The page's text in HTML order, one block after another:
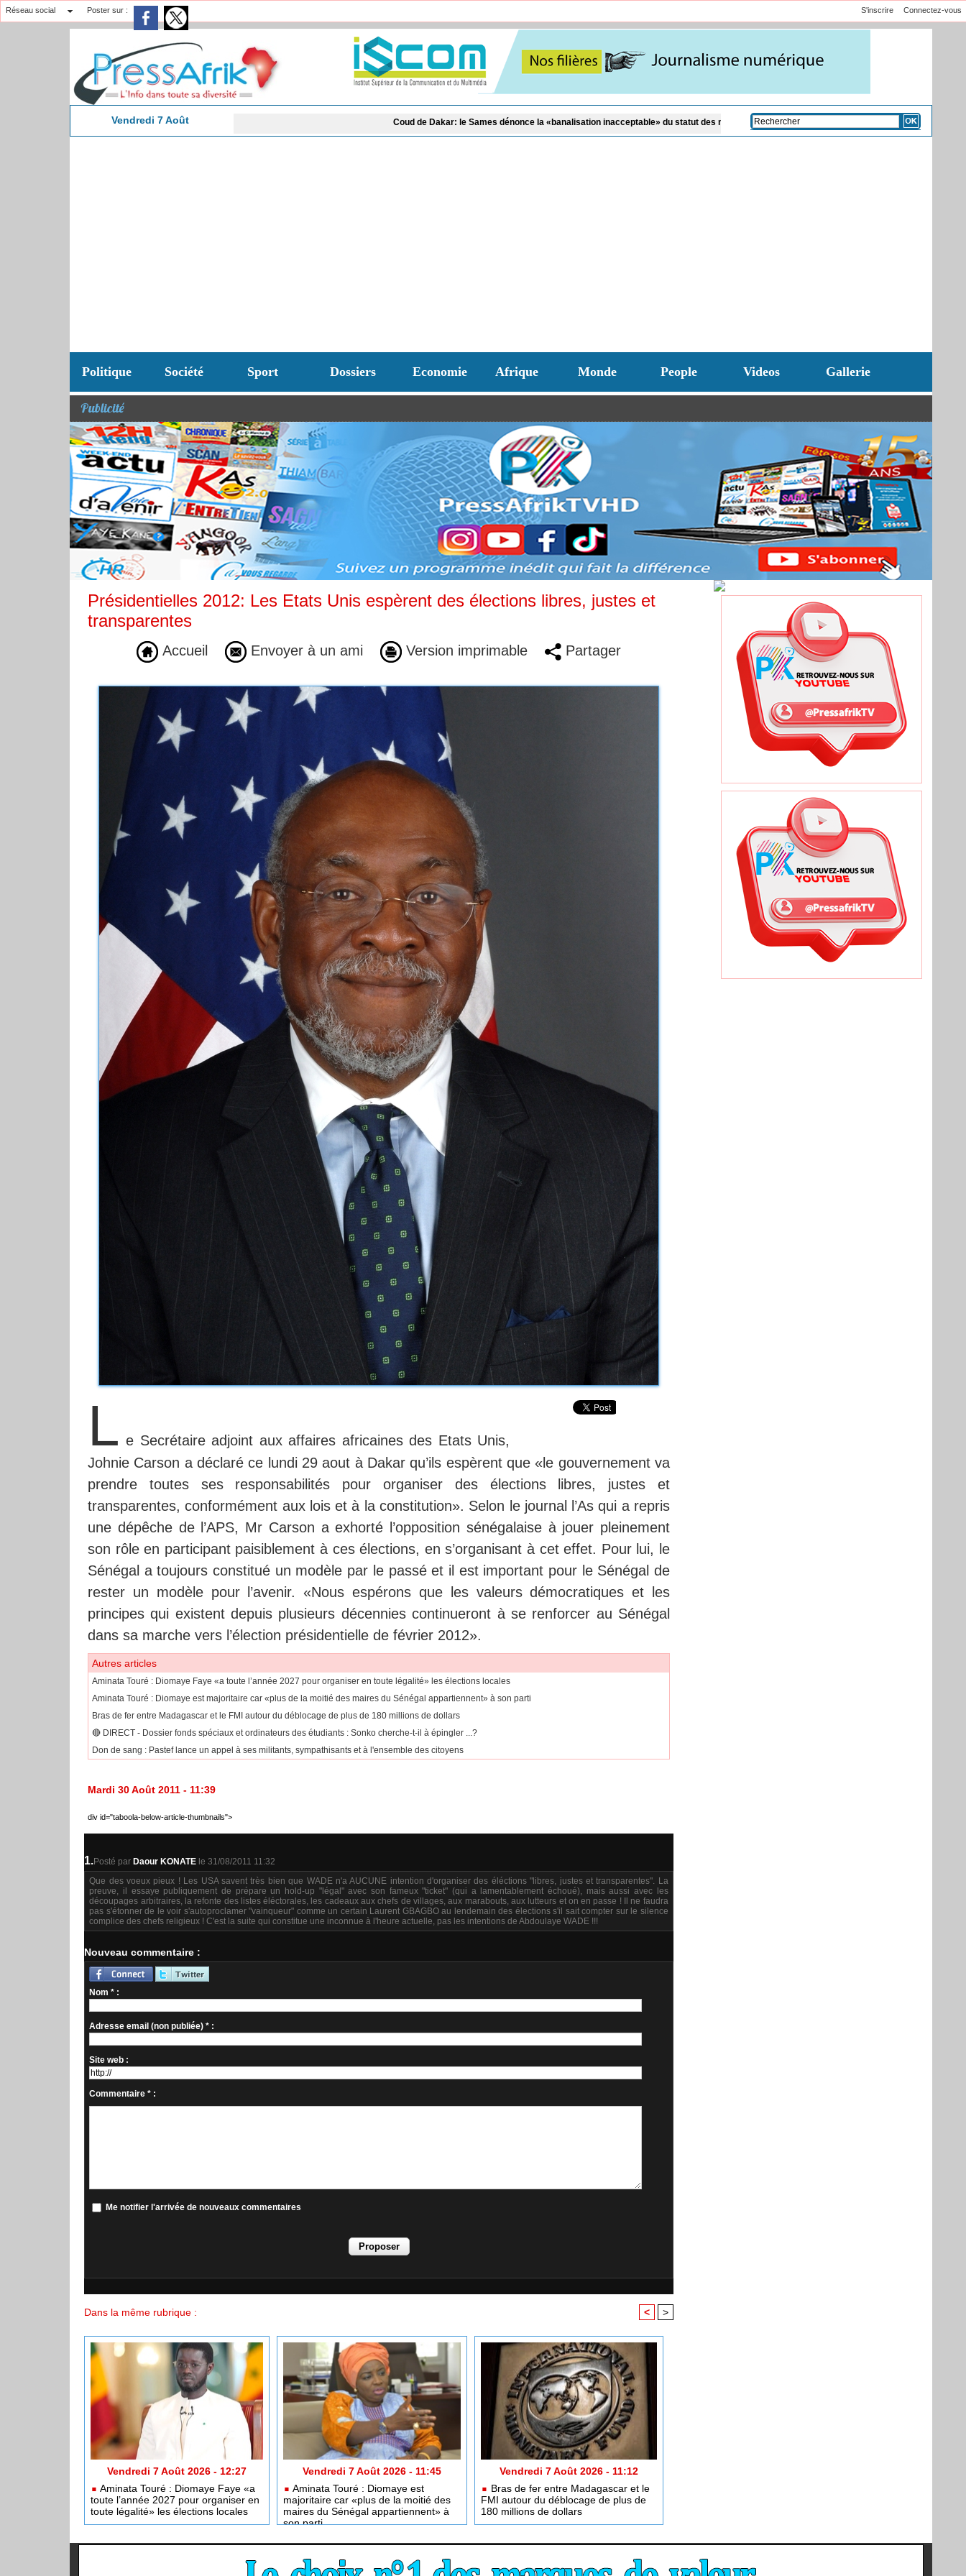
Réseau social Poster sur : Connectez-vous
S'inscrire
Vendredi 7 Août Coud de Dakar: le Sames dénonce la «banalisation inacceptable» du statut des médecins Défaut de redressement, infractions, manquements et faillite : les
Politique Société Sport Dossiers Economie Afrique Monde People Videos Gallerie
Publicité
Présidentielles 2012: Les Etats Unis espèrent des élections libres, justes et
transparentes
Accueil Envoyer à un ami Version imprimable Partager
L e Secrétaire adjoint aux affaires africaines des Etats Unis,
Johnie Carson a déclaré ce lundi 29 aout à Dakar qu’ils espèrent que «le gouvernement va
prendre toutes ses responsabilités pour organiser des élections libres, justes et
transparentes, conformément aux lois et à la constitution». Selon le journal l’As qui a repris
une dépêche de l’APS, Mr Carson a exhorté l’opposition sénégalaise à jouer pleinement
son rôle en participant paisiblement à ces élections, en s’organisant à cet effet. Pour lui, le
Sénégal a toujours constitué un modèle par le passé et il est important pour le Sénégal de
rester un modèle pour l’avenir. «Nous espérons que les valeurs démocratiques et les
principes qui existent depuis plusieurs décennies continueront à se renforcer au Sénégal
dans sa marche vers l’élection présidentielle de février 2012».
Autres articles
Aminata Touré : Diomaye Faye «a toute l’année 2027 pour organiser en toute légalité» les élections locales
Aminata Touré : Diomaye est majoritaire car «plus de la moitié des maires du Sénégal appartiennent» à son parti
Bras de fer entre Madagascar et le FMI autour du déblocage de plus de 180 millions de dollars
🔴​ DIRECT - Dossier fonds spéciaux et ordinateurs des étudiants : Sonko cherche-t-il à épingler ...?
Don de sang : Pastef lance un appel à ses militants, sympathisants et à l'ensemble des citoyens
Mardi 30 Août 2011 - 11:39
div id="taboola-below-article-thumbnails">
1.Posté par Daour KONATE le 31/08/2011 11:32
Que des voeux pieux ! Les USA savent très bien que WADE n'a AUCUNE intention d'organiser des éléctions "libres, justes et transparentes". La
preuve, il essaye publiquement de prépare un hold-up "légal" avec son fameux "ticket" (qui a lamentablement échoué), mais aussi avec les
découpages arbitraires, la refonte des listes éléctorales, les cadeaux aux chefs de villages, aux marabouts, aux lutteurs et on en passe ! Il ne faudra
pas s'étonner de le voir s'autoproclamer "vainqueur" comme un certain Laurent GBAGBO au lendemain des élections s'il sait compter sur le silence
complice des chefs religieux ! C'est la suite qui constitue une inconnue à l'heure actuelle, pas les intentions de Abdoulaye WADE !!!
Nouveau commentaire :
Nom * :
Adresse email (non publiée) * :
Site web :
Commentaire * :
Me notifier l'arrivée de nouveaux commentaires
Dans la même rubrique : < >
Vendredi 7 Août 2026 - 12:27
Aminata Touré : Diomaye Faye «a
toute l’année 2027 pour organiser en
toute légalité» les élections locales
Vendredi 7 Août 2026 - 11:45
Aminata Touré : Diomaye est
majoritaire car «plus de la moitié des
maires du Sénégal appartiennent» à
son parti
Vendredi 7 Août 2026 - 11:12
Bras de fer entre Madagascar et le
FMI autour du déblocage de plus de
180 millions de dollars